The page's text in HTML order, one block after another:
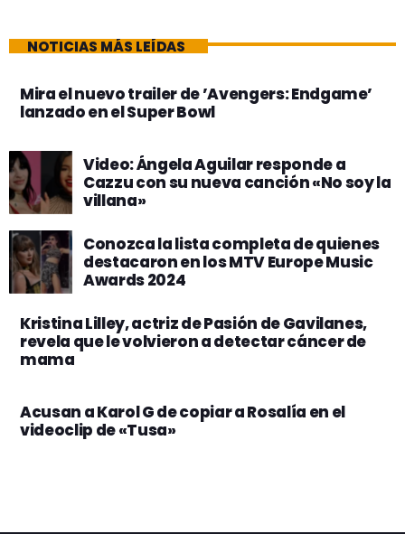
NOTICIAS MÁS LEÍDAS
Mira el nuevo trailer de ’Avengers: Endgame’
lanzado en el Super Bowl
Video: Ángela Aguilar responde a
Cazzu con su nueva canción «No soy la
villana»
Conozca la lista completa de quienes
destacaron en los MTV Europe Music
Awards 2024
Kristina Lilley, actriz de Pasión de Gavilanes,
revela que le volvieron a detectar cáncer de
mama
Acusan a Karol G de copiar a Rosalía en el
videoclip de «Tusa»